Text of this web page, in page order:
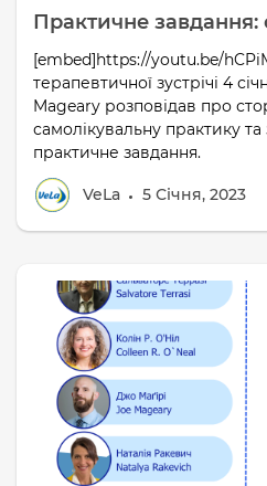
Практичне завдання:
[embed]https://youtu.be/
терапевтичної зустрічі 4
Mageary розповідав про
самолікувальну практику
практичне завдання.
VeLa 5 Січня, 2023